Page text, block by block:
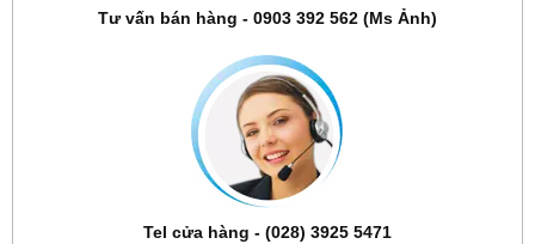
Tư vấn bán hàng - 0903 392 562 (Ms Ảnh)
Tel cửa hàng - (028) 3925 5471